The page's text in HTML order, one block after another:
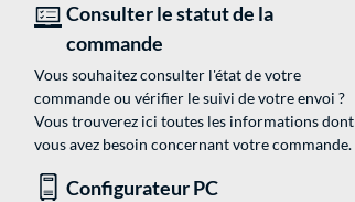
Consulter le statut de la
commande
Vous souhaitez consulter l'état de votre
commande ou vérifier le suivi de votre envoi ?
Vous trouverez ici toutes les informations dont
vous avez besoin concernant votre commande.
Configurateur PC